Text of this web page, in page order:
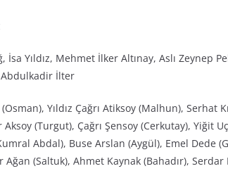
İsa Yıldız, Mehmet İlker Altınay, Aslı Zeynep
Abdulkadir İlter
Yıldız Çağrı Atiksoy (Malhun), Serhat
Aksoy (Turgut), Çağrı Şensoy (Cerkutay), Yiğit
Abdal), Buse Arslan (Aygül), Emel Dede
(Saltuk), Ahmet Kaynak (Bahadır),